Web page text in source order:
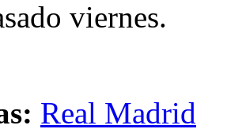
viernes.
Real Madrid